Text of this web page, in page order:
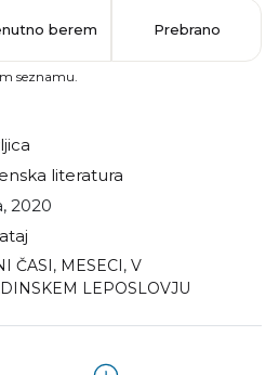
literatura
2020
ČASI, MESECI, V
LEPOSLOVJU
berem Prebrano
seznamu.